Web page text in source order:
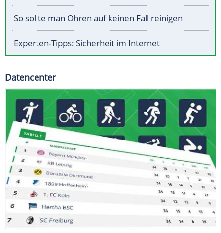
So sollte man Ohren auf keinen Fall reinigen
Experten-Tipps: Sicherheit im Internet
Datencenter